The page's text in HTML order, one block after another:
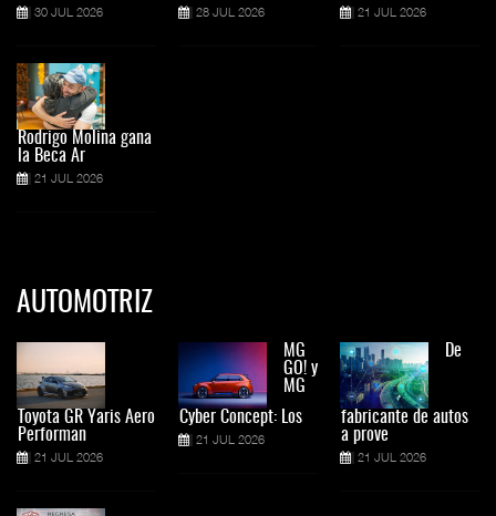
30 JUL 2026
Rodrigo Molina gana
la Beca Ar
21 JUL 2026
28 JUL 2026 21 JUL 2026
AUTOMOTRIZ
Toyota GR Yaris Aero
Performan
21 JUL 2026
MG
GO! y
MG
Cyber Concept: Los
21 JUL 2026
De
fabricante de autos
a prove
21 JUL 2026